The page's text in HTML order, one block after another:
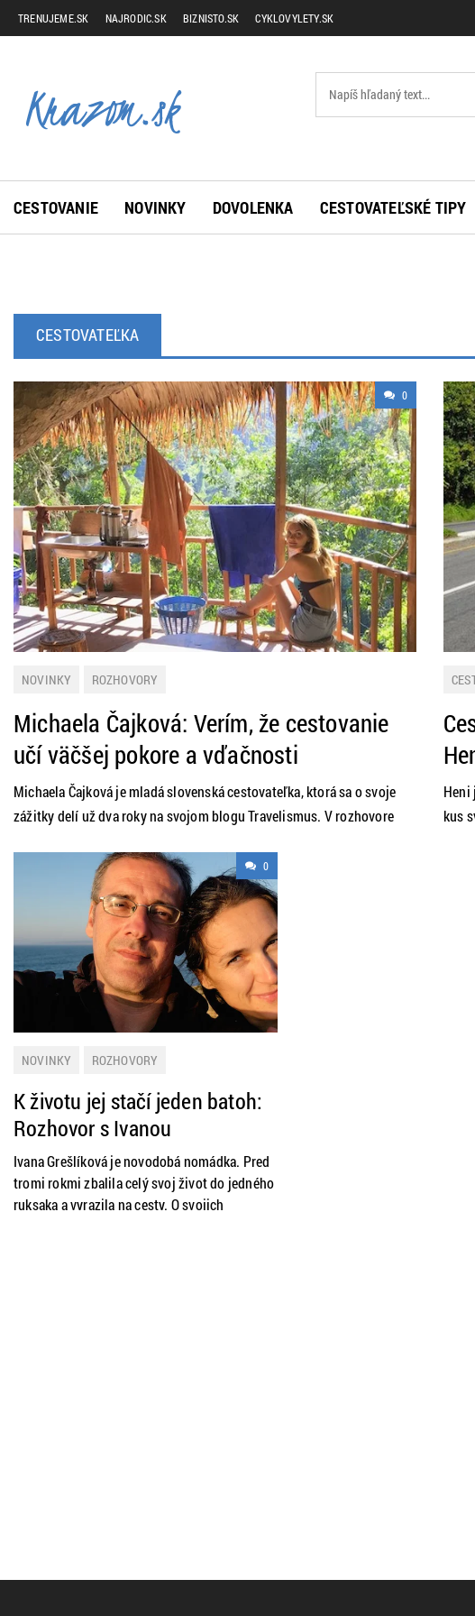
TRENUJEME.SK NAJRODIC.SK BIZNISTO.SK CYKLOVYLETY.SK
CESTOVANIE NOVINKY DOVOLENKA CESTOVATEĽSKÉ TIPY
CESTOVATEĽKA
0
NOVINKY ROZHOVORY
Michaela Čajková: Verím, že cestovanie
učí väčšej pokore a vďačnosti
Michaela Čajková je mladá slovenská cestovateľka, ktorá sa o svoje
zážitky delí už dva roky na svojom blogu Travelismus. V rozhovore
Heni
kus
0
NOVINKY ROZHOVORY
K životu jej stačí jeden batoh:
Rozhovor s Ivanou
Grešlíkovou
Ivana Grešlíková je novodobá nomádka. Pred
tromi rokmi zbalila celý svoj život do jedného
ruksaka a vyrazila na cesty. O svojich